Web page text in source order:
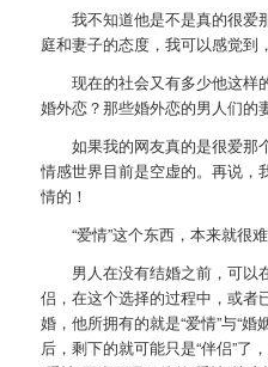
我不知道他是不是真的很爱
庭和妻子的态度，我可以感觉到
现在的社会又有多少他这样
婚外恋？那些婚外恋的男人们的
如果我的网友真的是很爱那
情感世界目前是空虚的。再说，
情的！
“爱情”这个东西，本来就很难
男人在没有结婚之前，可以
侣，在这个选择的过程中，或者
婚，他所拥有的就是“爱情”与“
后，剩下的就可能只是“伴侣”了